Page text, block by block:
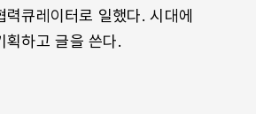
큐레이터로 일했다. 시대에
획하고 글을 쓴다.